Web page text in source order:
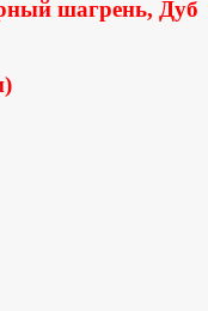
шагрень, Дуб